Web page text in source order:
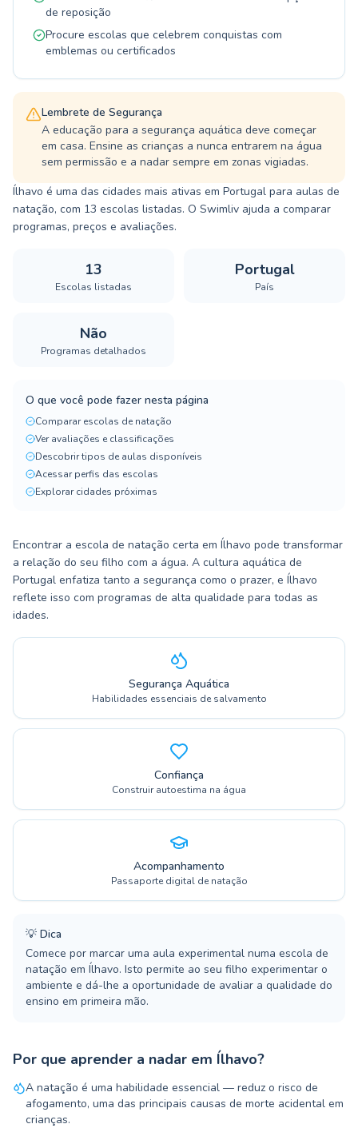
de reposição
Procure escolas que celebrem conquistas com
emblemas ou certificados
Lembrete de Segurança
A educação para a segurança aquática deve começar
em casa. Ensine as crianças a nunca entrarem na água
sem permissão e a nadar sempre em zonas vigiadas.
Ílhavo é uma das cidades mais ativas em Portugal para aulas de
natação, com 13 escolas listadas. O Swimliv ajuda a comparar
programas, preços e avaliações.
13
Escolas listadas
Portugal
País
Não
Programas detalhados
O que você pode fazer nesta página
Comparar escolas de natação
Ver avaliações e classificações
Descobrir tipos de aulas disponíveis
Acessar perfis das escolas
Explorar cidades próximas
Encontrar a escola de natação certa em Ílhavo pode transformar
a relação do seu filho com a água. A cultura aquática de
Portugal enfatiza tanto a segurança como o prazer, e Ílhavo
reflete isso com programas de alta qualidade para todas as
idades.
Segurança Aquática
Habilidades essenciais de salvamento
Confiança
Construir autoestima na água
Acompanhamento
Passaporte digital de natação
💡 Dica
Comece por marcar uma aula experimental numa escola de
natação em Ílhavo. Isto permite ao seu filho experimentar o
ambiente e dá-lhe a oportunidade de avaliar a qualidade do
ensino em primeira mão.
Por que aprender a nadar em Ílhavo?
A natação é uma habilidade essencial — reduz o risco de
afogamento, uma das principais causas de morte acidental em
crianças.